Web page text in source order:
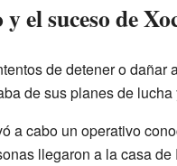
el suceso de
de detener o
de sus planes de
a cabo un operativo
llegaron a la casa